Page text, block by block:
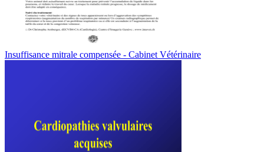
Insuffisance mitrale compensée - Cabinet Vétérinaire